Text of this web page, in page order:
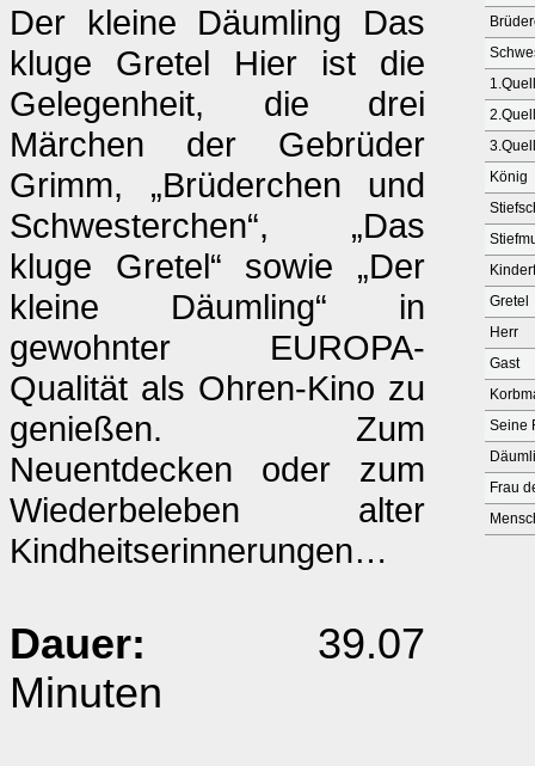
Der kleine Däumling Das
kluge Gretel Hier ist die
Gelegenheit, die drei
Märchen der Gebrüder
Grimm, „Brüderchen und
Schwesterchen“, „Das
kluge Gretel“ sowie „Der
kleine Däumling“ in
gewohnter EUROPA-
Qualität als Ohren-Kino zu
genießen. Zum
Neuentdecken oder zum
Wiederbeleben alter
Kindheitserinnerungen…
Dauer: 39.07
Minuten
König
Gretel
Herr
Gast
Seine
Frau